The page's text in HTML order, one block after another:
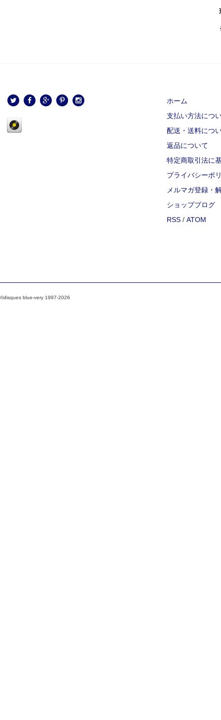
ホーム
支払い方法につ
配送・送料につ
返品について
特定商取引法に
プライバシーポ
メルマガ登録・
ショップブログ
RSS / ATOM
©disques blue-very 1997-2026